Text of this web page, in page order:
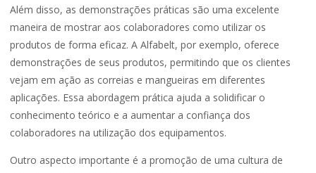
Além disso, as demonstrações práticas são uma excelente
maneira de mostrar aos colaboradores como utilizar os
produtos de forma eficaz. A Alfabelt, por exemplo, oferece
demonstrações de seus produtos, permitindo que os clientes
vejam em ação as correias e mangueiras em diferentes
aplicações. Essa abordagem prática ajuda a solidificar o
conhecimento teórico e a aumentar a confiança dos
colaboradores na utilização dos equipamentos.
Outro aspecto importante é a promoção de uma cultura de